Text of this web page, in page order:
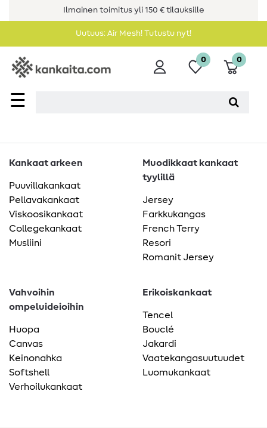
Ilmainen toimitus yli 150 € tilauksille
Uutuus: Air Mesh! Tutustu nyt!
☰
0 0
Kankaat arkeen
Puuvillakankaat
Pellavakankaat
Viskoosikankaat
Collegekankaat
Musliini
Muodikkaat kankaat
tyylillä
Jersey
Farkkukangas
French Terry
Resori
Romanit Jersey
Vahvoihin
ompeluideioihin
Huopa
Canvas
Keinonahka
Softshell
Verhoilukankaat
Erikoiskankaat
Tencel
Bouclé
Jakardi
Vaatekangasuutuudet
Luomukankaat